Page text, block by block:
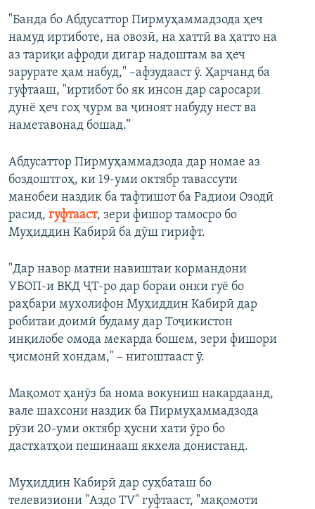
"Банда бо Абдусаттор Пирмуҳаммадзода ҳеч
намуд иртиботе, на овозӣ, на хаттӣ ва ҳатто на
аз тариқи афроди дигар надоштам ва ҳеч
зарурате ҳам набуд," –афзудааст ӯ. Ҳарчанд ба
гуфтааш, "иртибот бо як инсон дар саросари
дунё ҳеч гоҳ ҷурм ва ҷиноят набуду нест ва
наметавонад бошад.”
Абдусаттор Пирмуҳаммадзода дар номае аз
боздоштгоҳ, ки 19-уми октябр тавассути
манобеи наздик ба тафтишот ба Радиои Озодӣ
расид, гуфтааст, зери фишор тамосро бо
Муҳиддин Кабирӣ ба дӯш гирифт.
"Дар навор матни навиштаи кормандони
УБОП-и ВКД ҶТ-ро дар бораи онки гуё бо
раҳбари мухолифон Муҳиддин Кабирӣ дар
робитаи доимӣ будаму дар Тоҷикистон
инқилобе омода мекарда бошем, зери фишори
ҷисмонӣ хондам," – нигоштааст ӯ.
Мақомот ҳанӯз ба нома вокуниш накардаанд,
вале шахсони наздик ба Пирмуҳаммадзода
рӯзи 20-уми октябр ҳусни хати ӯро бо
дастхатҳои пешинааш якхела донистанд.
Муҳиддин Кабирӣ дар суҳбаташ бо
телевизиони "Аздо TV" гуфтааст, "мақомоти